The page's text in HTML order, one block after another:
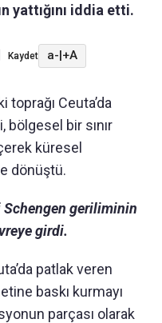
yattığını iddia etti.
Kaydet a-|+A
toprağı Ceuta’da
bir sınır
küresel
dönüştü.
Schengen geriliminin
girdi.
patlak veren
baskı kurmayı
parçası olarak